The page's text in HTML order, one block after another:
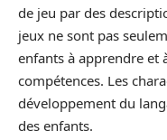
de jeu par des
jeux ne sont pas
enfants à apprendre et
compétences. Les
développement du
des enfants.